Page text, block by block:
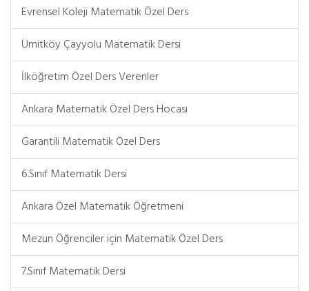
Evrensel Koleji Matematik Özel Ders
Ümitköy Çayyolu Matematik Dersi
İlköğretim Özel Ders Verenler
Ankara Matematik Özel Ders Hocası
Garantili Matematik Özel Ders
6.Sınıf Matematik Dersi
Ankara Özel Matematik Öğretmeni
Mezun Öğrenciler için Matematik Özel Ders
7.Sınıf Matematik Dersi